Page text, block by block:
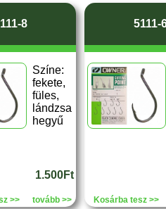
8
Színe:
fekete,
füles,
lándzsa
hegyű
1.500Ft
>> tovább >>
5111-
Kosárba tesz >>